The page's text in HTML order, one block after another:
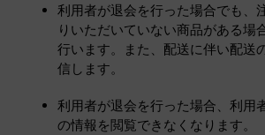
利用者が退会を行った場合でも、
りいただいていない商品がある場
行います。また、配送に伴い配送
信します。
利用者が退会を行った場合、利用
の情報を閲覧できなくなります。